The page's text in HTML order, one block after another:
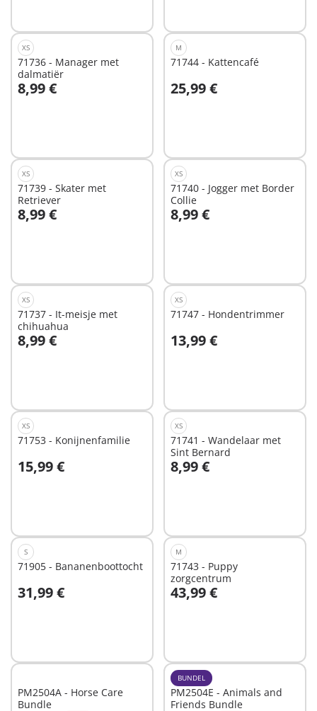
XS
71736 - Manager met
dalmatiër
8,99 €
In winkelwagen
M
71744 - Kattencafé
25,99 €
In winkelwagen
XS
71739 - Skater met
Retriever
8,99 €
In winkelwagen
XS
71740 - Jogger met Border
Collie
8,99 €
In winkelwagen
XS
71737 - It-meisje met
chihuahua
8,99 €
In winkelwagen
XS
71747 - Hondentrimmer
13,99 €
In winkelwagen
XS
71753 - Konijnenfamilie
15,99 €
In winkelwagen
XS
71741 - Wandelaar met
Sint Bernard
8,99 €
In winkelwagen
S
71905 - Bananenboottocht
31,99 €
In winkelwagen
M
71743 - Puppy
zorgcentrum
43,99 €
In winkelwagen
PM2504A - Horse Care
Bundle
BUNDEL
PM2504E - Animals and
Friends Bundle